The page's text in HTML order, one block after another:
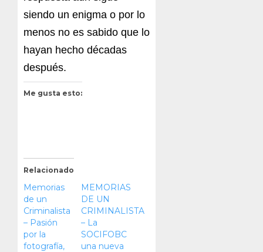
siendo un enigma o por lo
menos no es sabido que lo
hayan hecho décadas
después.
Me gusta esto:
Relacionado
Memorias
de un
Criminalista
– Pasión
por la
fotografía,
MEMORIAS
DE UN
CRIMINALISTA
– La
SOCIFOBC
una nueva